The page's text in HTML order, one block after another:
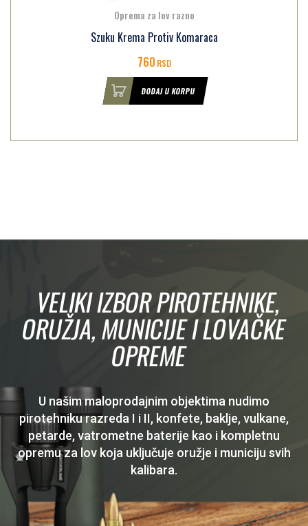
Oprema za lov razno
Szuku Krema Protiv Komaraca
760RSD
DODAJ U KORPU
VELIKI IZBOR PIROTEHNIKE,
ORUŽJA, MUNICIJE I LOVAČKE
OPREME
U našim maloprodajnim objektima nudimo
pirotehniku razreda I i II, konfete, baklje, vulkane,
petarde, vatrometne baterije kao i kompletnu
opremu za lov koja uključuje oružje i municiju svih
kalibara.